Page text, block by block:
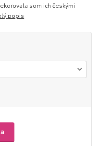
som ich českými
popis